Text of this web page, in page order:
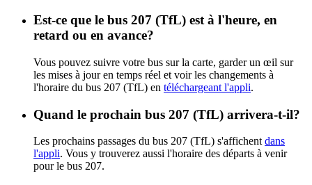
Est-ce que le bus 207 (TfL) est à l'heure, en
retard ou en avance?
Vous pouvez suivre votre bus sur la carte, garder un œil sur
les mises à jour en temps réel et voir les changements à
l'horaire du bus 207 (TfL) en téléchargeant l'appli.
Quand le prochain bus 207 (TfL) arrivera-t-il?
Les prochains passages du bus 207 (TfL) s'affichent dans
l'appli. Vous y trouverez aussi l'horaire des départs à venir
pour le bus 207.